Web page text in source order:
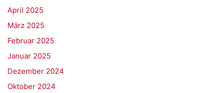
April 2025
März 2025
Februar 2025
Januar 2025
Dezember 2024
Oktober 2024